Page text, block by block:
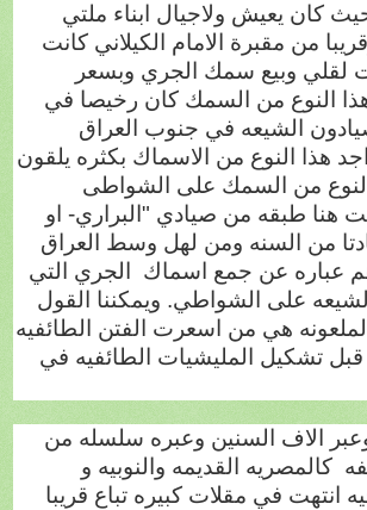
كان يعيش ولاجيال ابناء ملتي
من مقبرة الامام الكيلاني كانت
لقلي وبيع سمك الجري وبسعر
النوع من السمك كان رخيصا في
الشيعه في جنوب العراق
هذا النوع من الاسماك بكثره يلقون
من السمك على الشواطى
هنا طبقه من صيادي "البراري- او
من السنه ومن لهل وسط العراق
عباره عن جمع اسماك
الجري التي
على الشواطي. ويمكننا القول
هي من اسعرت الفتن الطائفيه
تشكيل المليشيات الطائفيه في
الاف السنين وعبره سلسله من
كالمصريه القديمه والنوبيه و
انتهت في مقلات كبيره تباع قريبا